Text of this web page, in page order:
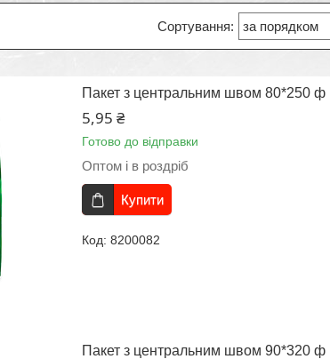
Пакет з центральним швом 80*250 ф
5,95 ₴
Готово до відправки
Оптом і в роздріб
Купити
8200082
Пакет з центральним швом 90*320 ф